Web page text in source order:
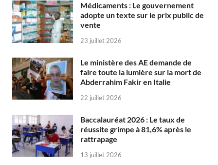
Médicaments : Le gouvernement
adopte un texte sur le prix public de
vente
23 juillet 2026
Le ministère des AE demande de
faire toute la lumière sur la mort de
Abderrahim Fakir en Italie
22 juillet 2026
Baccalauréat 2026 : Le taux de
réussite grimpe à 81,6% après le
rattrapage
13 juillet 2026